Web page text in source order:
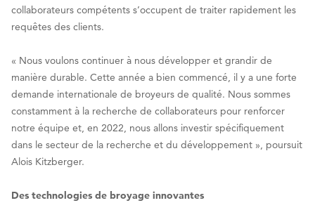
collaborateurs compétents s’occupent de traiter rapidement les
requêtes des clients.
« Nous voulons continuer à nous développer et grandir de
manière durable. Cette année a bien commencé, il y a une forte
demande internationale de broyeurs de qualité. Nous sommes
constamment à la recherche de collaborateurs pour renforcer
notre équipe et, en 2022, nous allons investir spécifiquement
dans le secteur de la recherche et du développement », poursuit
Alois Kitzberger.
Des technologies de broyage innovantes